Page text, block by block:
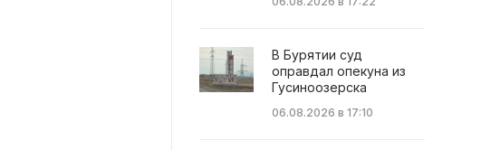
В Бурятии суд
оправдал опекуна из
Гусиноозерска
06.08.2026 в 17:10